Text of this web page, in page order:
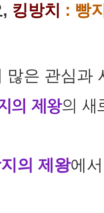
킹방치 : 빵
많은 관심과
의 제왕의 새
의 제왕에